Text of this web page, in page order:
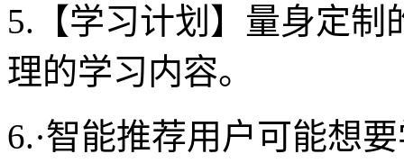
5.【学习计划】量身定
理的学习内容。
6.·智能推荐用户可能想